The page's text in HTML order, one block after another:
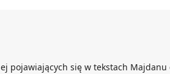
pojawiających się w tekstach